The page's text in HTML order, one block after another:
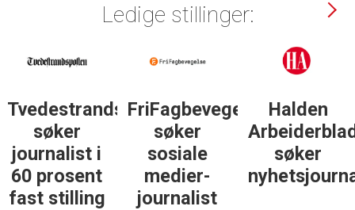
Ledige stillinger:
Tvedestrandsposten
søker
journalist i
60 prosent
fast stilling
FriFagbevegelse
søker
sosiale
medier-
journalist
Halden
søker